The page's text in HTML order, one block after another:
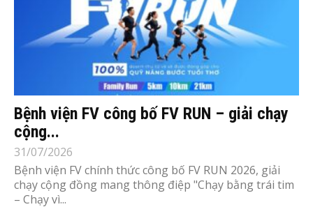
Bệnh viện FV công bố FV RUN – giải chạy
cộng...
31/07/2026
Bệnh viện FV chính thức công bố FV RUN 2026, giải
chạy cộng đồng mang thông điệp "Chạy bằng trái tim
– Chạy vì...